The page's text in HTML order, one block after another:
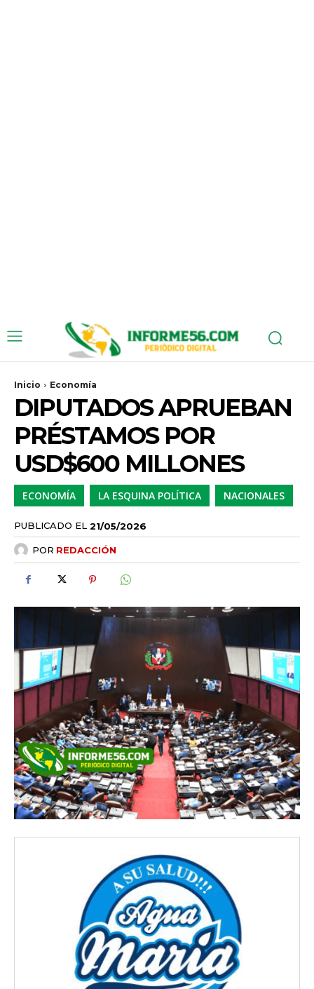
Inicio Economía
DIPUTADOS APRUEBAN
PRÉSTAMOS POR
USD$600 MILLONES
ECONOMÍA LA ESQUINA POLÍTICA NACIONALES
PUBLICADO EL 21/05/2026
POR REDACCIÓN